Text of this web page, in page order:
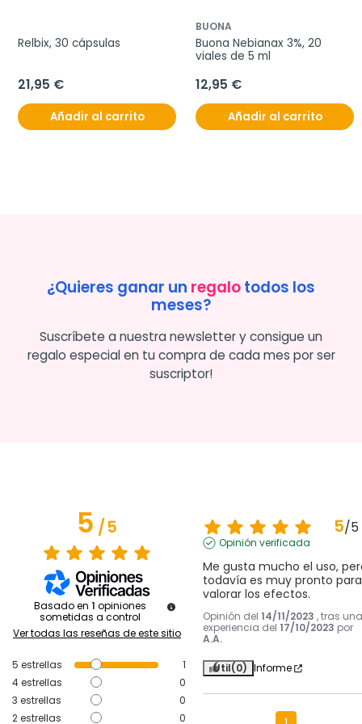
Relbix, 30 cápsulas
21,95 €
Añadir al carrito
BUONA
Buona Nebianax 3%, 20
viales de 5 ml
12,95 €
Añadir al carrito
¿Quieres ganar un regalotodos los
meses?
Suscríbete a nuestra newsletter y consigue un
regalo especial en tu compra de cada mes por ser
suscriptor!
5/5
Basado en 1 opiniones
sometidas a control
Ver todas las reseñas de este sitio
5 estrellas
1
4estrellas
0
3 estrellas
0
2estrellas
0
5/5
Opinión verificada
Me gusta mucho el uso,
todavía es muy pronto para
valorar los efectos.
Opinión del 14/11/2023 , tras una
experiencia del 17/10/2023 por
A.A.
Útil(0) Informe